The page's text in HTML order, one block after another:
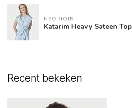
NEO NOIR
Katarim Heavy Sateen Top
Recent bekeken